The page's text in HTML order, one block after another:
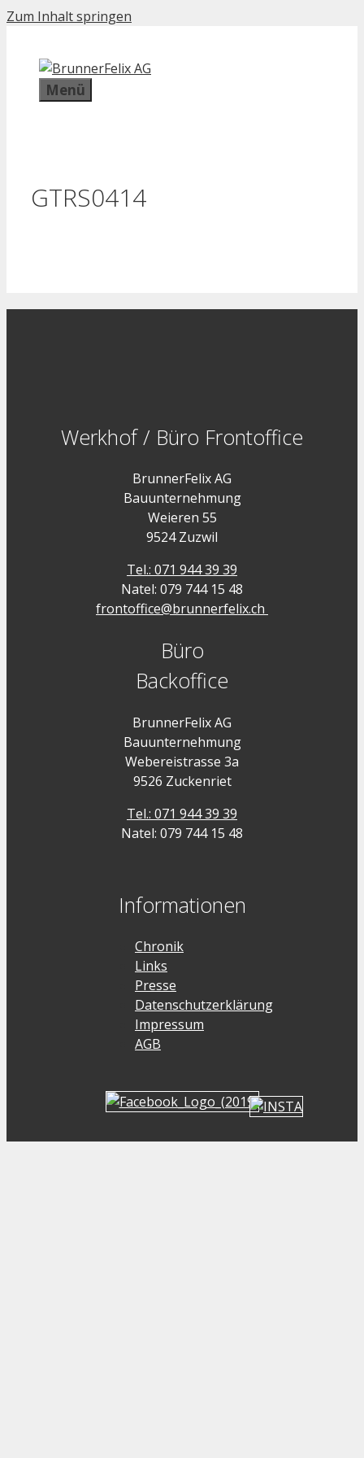
Zum Inhalt springen
Menü
GTRS0414
Werkhof / Büro Frontoffice
BrunnerFelix AG
Bauunternehmung
Weieren 55
9524 Zuzwil
Tel.: 071 944 39 39
Natel: 079 744 15 48
frontoffice@brunnerfelix.ch
Büro
Backoffice
BrunnerFelix AG
Bauunternehmung
Webereistrasse 3a
9526 Zuckenriet
Tel.: 071 944 39 39
Natel: 079 744 15 48
Informationen
Chronik
Links
Presse
Datenschutzerklärung
Impressum
AGB